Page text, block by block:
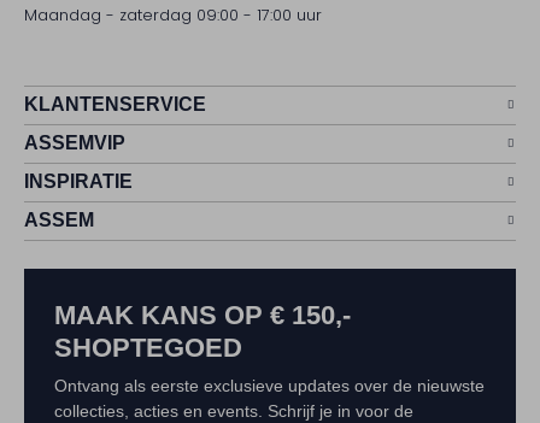
Maandag - zaterdag 09:00 - 17:00 uur
KLANTENSERVICE
ASSEMVIP
INSPIRATIE
ASSEM
MAAK KANS OP € 150,-
SHOPTEGOED
Ontvang als eerste exclusieve updates over de nieuwste
collecties, acties en events. Schrijf je in voor de